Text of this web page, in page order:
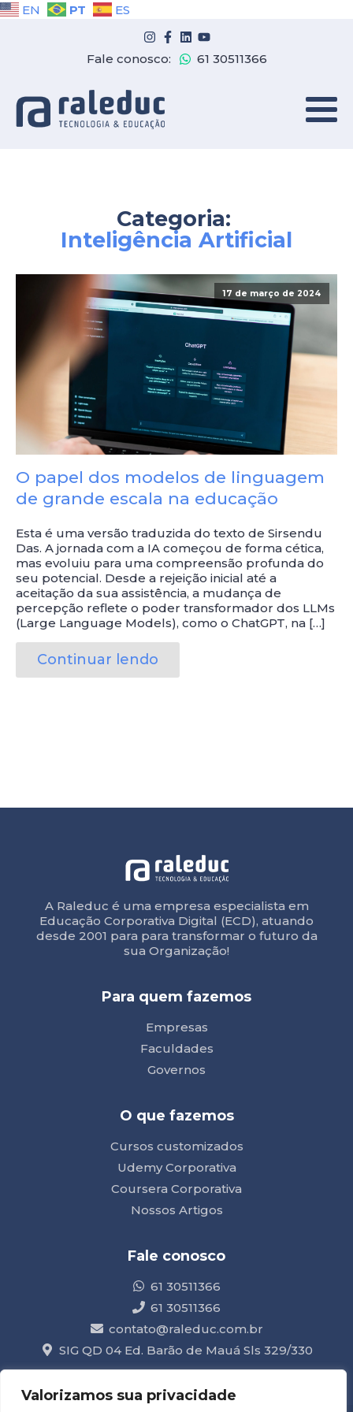
Valorizamos sua privacidade
EN PT ES
Fale conosco: 61 30511366
Categoria:
Inteligência Artificial
17 de março de 2024
O papel dos modelos de linguagem
de grande escala na educação
Esta é uma versão traduzida do texto de Sirsendu
Das. A jornada com a IA começou de forma cética,
mas evoluiu para uma compreensão profunda do
seu potencial. Desde a rejeição inicial até a
aceitação da sua assistência, a mudança de
percepção reflete o poder transformador dos LLMs
(Large Language Models), como o ChatGPT, na […]
Continuar lendo
A Raleduc é uma empresa especialista em
Educação Corporativa Digital (ECD), atuando
desde 2001 para para transformar o futuro da
sua Organização!
Para quem fazemos
Empresas
Faculdades
Governos
O que fazemos
Cursos customizados
Udemy Corporativa
Coursera Corporativa
Nossos Artigos
Fale conosco
61 30511366
61 30511366
contato@raleduc.com.br
SIG QD 04 Ed. Barão de Mauá Sls 329/330